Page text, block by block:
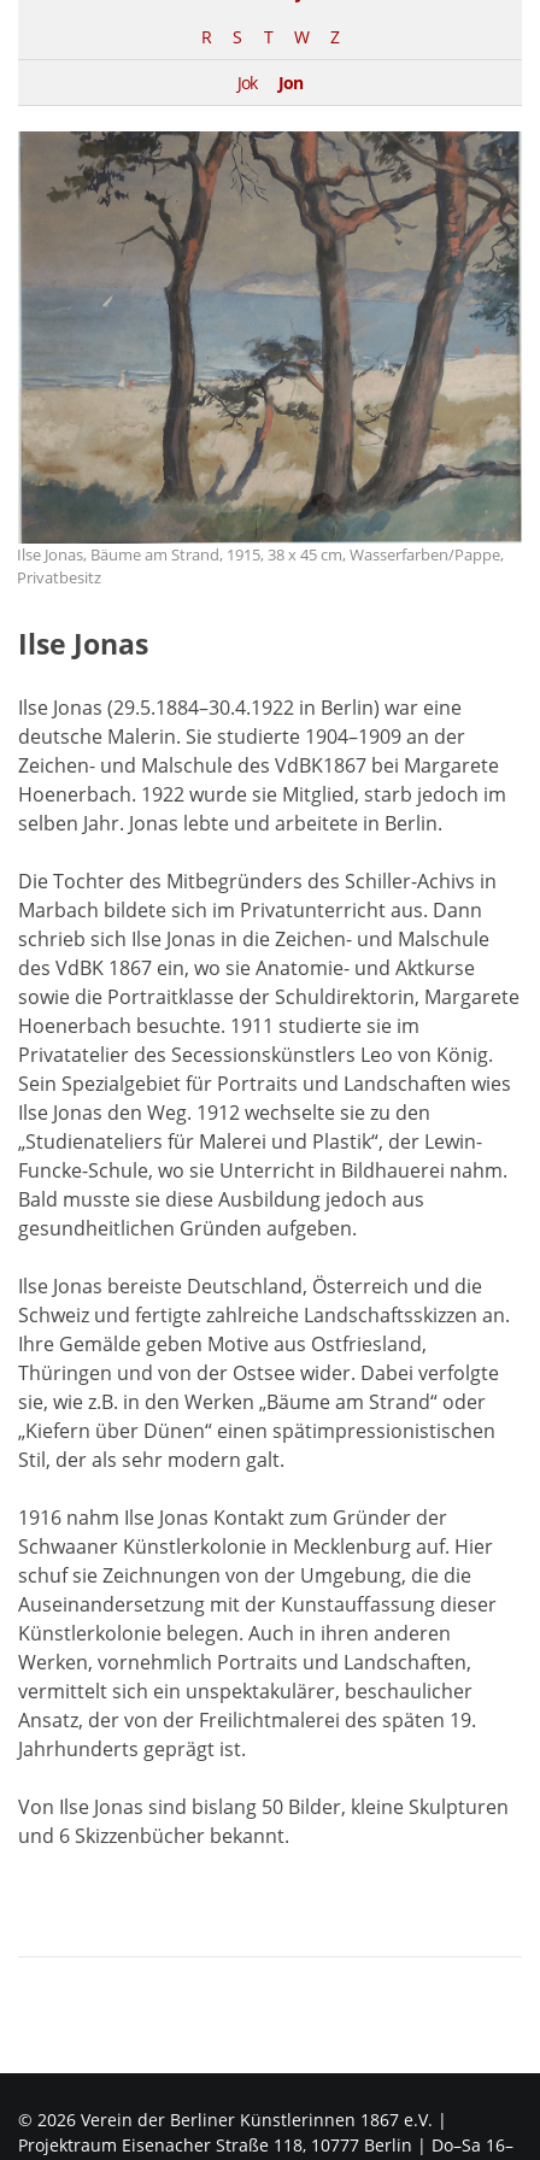
R
S T W
Z
Jok
Jon
Ilse Jonas, Bäume am Strand, 1915, 38 x 45 cm, Wasserfarben/Pappe,
Privatbesitz
Ilse Jonas
Ilse Jonas (29.5.1884–30.4.1922 in Berlin) war eine
deutsche Malerin. Sie studierte 1904–1909 an der
Zeichen- und Malschule des VdBK1867 bei Margarete
Hoenerbach. 1922 wurde sie Mitglied, starb jedoch im
selben Jahr. Jonas lebte und arbeitete in Berlin.
Die Tochter des Mitbegründers des Schiller-Achivs in
Marbach bildete sich im Privatunterricht aus. Dann
schrieb sich Ilse Jonas in die Zeichen- und Malschule
des VdBK 1867 ein, wo sie Anatomie- und Aktkurse
sowie die Portraitklasse der Schuldirektorin, Margarete
Hoenerbach besuchte. 1911 studierte sie im
Privatatelier des Secessionskünstlers Leo von König.
Sein Spezialgebiet für Portraits und Landschaften wies
Ilse Jonas den Weg. 1912 wechselte sie zu den
„Studienateliers für Malerei und Plastik“, der Lewin-
Funcke-Schule, wo sie Unterricht in Bildhauerei nahm.
Bald musste sie diese Ausbildung jedoch aus
gesundheitlichen Gründen aufgeben.
Ilse Jonas bereiste Deutschland, Österreich und die
Schweiz und fertigte zahlreiche Landschaftsskizzen an.
Ihre Gemälde geben Motive aus Ostfriesland,
Thüringen und von der Ostsee wider. Dabei verfolgte
sie, wie z.B. in den Werken „Bäume am Strand“ oder
„Kiefern über Dünen“ einen spätimpressionistischen
Stil, der als sehr modern galt.
1916 nahm Ilse Jonas Kontakt zum Gründer der
Schwaaner Künstlerkolonie in Mecklenburg auf. Hier
schuf sie Zeichnungen von der Umgebung, die die
Auseinandersetzung mit der Kunstauffassung dieser
Künstlerkolonie belegen. Auch in ihren anderen
Werken, vornehmlich Portraits und Landschaften,
vermittelt sich ein unspektakulärer, beschaulicher
Ansatz, der von der Freilichtmalerei des späten 19.
Jahrhunderts geprägt ist.
Von Ilse Jonas sind bislang 50 Bilder, kleine Skulpturen
und 6 Skizzenbücher bekannt.
© 2026 Verein der Berliner Künstlerinnen 1867 e.V. |
Projektraum Eisenacher Straße 118, 10777 Berlin | Do–Sa 16–